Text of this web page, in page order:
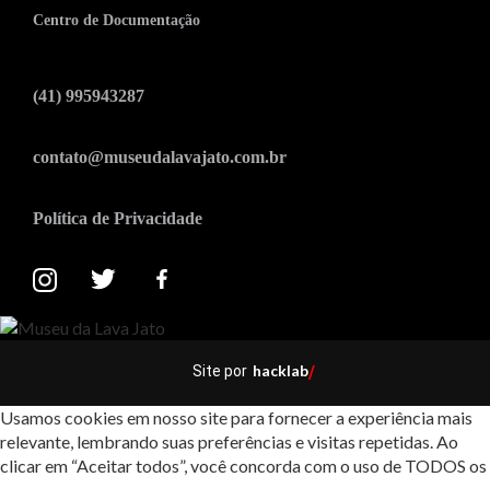
Centro de Documentação
(41) 995943287
contato@museudalavajato.com.br
Política de Privacidade
Site por hacklab/
Usamos cookies em nosso site para fornecer a experiência mais
relevante, lembrando suas preferências e visitas repetidas. Ao
clicar em “Aceitar todos”, você concorda com o uso de TODOS os